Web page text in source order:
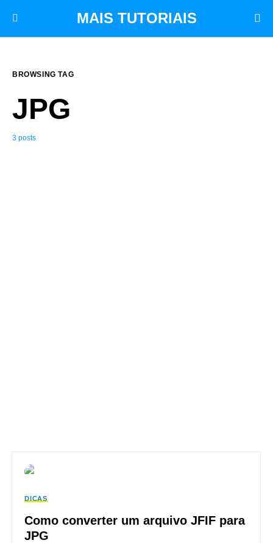
MAIS TUTORIAIS
BROWSING TAG
JPG
3 posts
DICAS
Como converter um arquivo JFIF para
JPG